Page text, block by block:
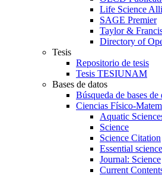
Life Science
SAGE Premier
Taylor &
Directory of
Tesis
Repositorio de tesis
Tesis TESIUNAM
Bases de datos
Búsqueda de bases de
Ciencias Físico-
Aquatic
Science
Science Citation
Essential science
Journal: Science
Current